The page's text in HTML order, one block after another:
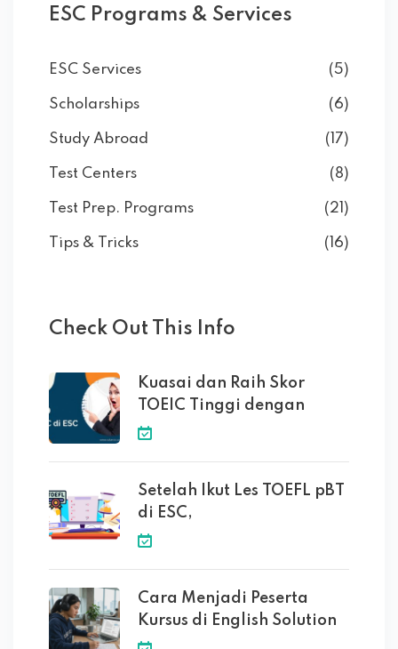
ESC Programs & Services
ESC Services (5)
Scholarships (6)
Study Abroad (17)
Test Centers (8)
Test Prep. Programs (21)
Tips & Tricks (16)
Check Out This Info
Kuasai dan Raih Skor
TOEIC Tinggi dengan
Setelah Ikut Les TOEFL pBT
di ESC,
Cara Menjadi Peserta
Kursus di English Solution